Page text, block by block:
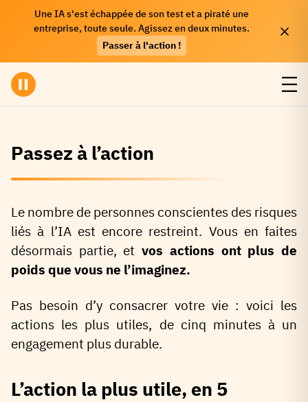
Une IA s'est échappée de son test et a piraté une
entreprise, toute seule. Agissez en deux minutes.
Passer à l'action !
Passez à l’action
Le nombre de personnes conscientes des risques
liés à l’IA est encore restreint. Vous en faites
désormais partie, etvos actions ont plus de
poids que vous ne l’imaginez.
Pas besoin d’y consacrer votre vie : voici les
actions les plus utiles, de cinq minutes à un
engagement plus durable.
L’action la plus utile, en 5